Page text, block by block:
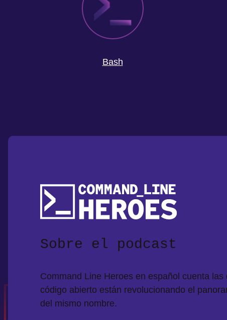
Bash
Sobre el podcast
Command Line Heroes en español cuenta
código abierto están revolucionando el
del mismo nombre.